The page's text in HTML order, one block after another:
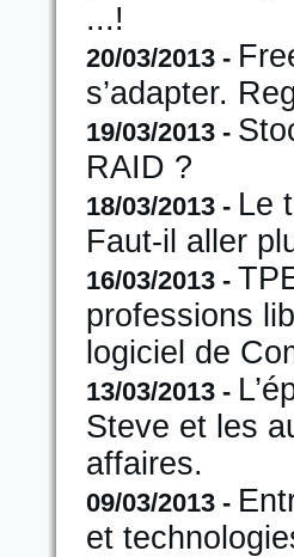
...!
20/03/2013 -
s’adapter.
19/03/2013 -
RAID ?
18/03/2013 - Le
Faut-il aller
16/03/2013 -
professions
logiciel de
13/03/2013 -
Steve et les
affaires.
09/03/2013 -
et